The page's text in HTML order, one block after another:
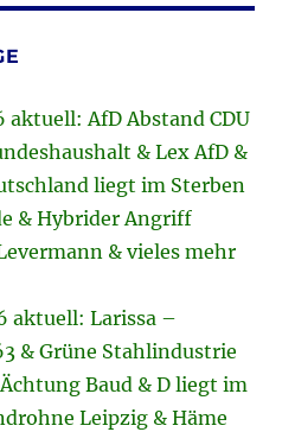
aktuell: AfD Abstand CDU
& Lex AfD &
liegt im Sterben
& Hybrider Angriff
& vieles mehr
aktuell: Larissa –
& Grüne Stahlindustrie
Baud & D liegt im
Leipzig & Häme